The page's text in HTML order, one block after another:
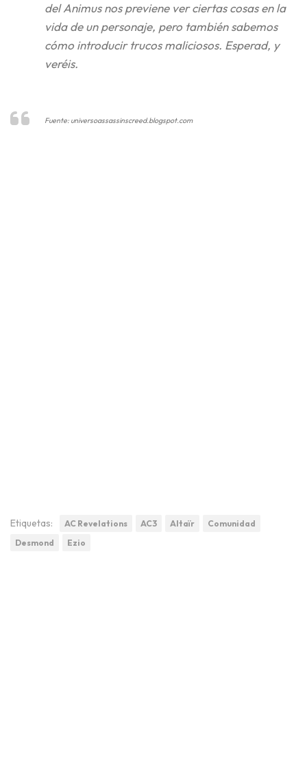
del Animus nos previene ver ciertas cosas en la
vida de un personaje, pero también sabemos
cómo introducir trucos maliciosos. Esperad, y
veréis.
Fuente: universoassassinscreed.blogspot.com
Etiquetas: AC Revelations AC3 Altaïr
Comunidad
Desmond
Ezio